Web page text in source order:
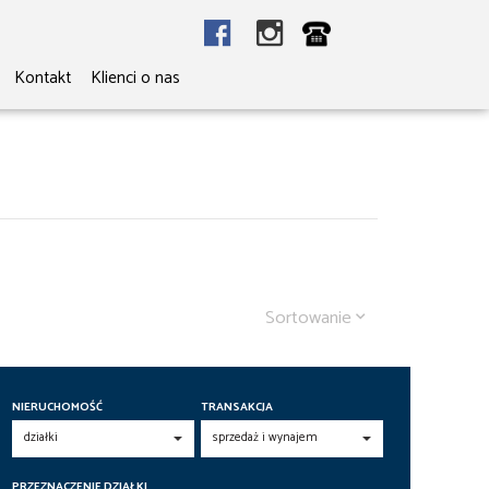
Kontakt Klienci o nas
Sortowanie
NIERUCHOMOŚĆ TRANSAKCJA